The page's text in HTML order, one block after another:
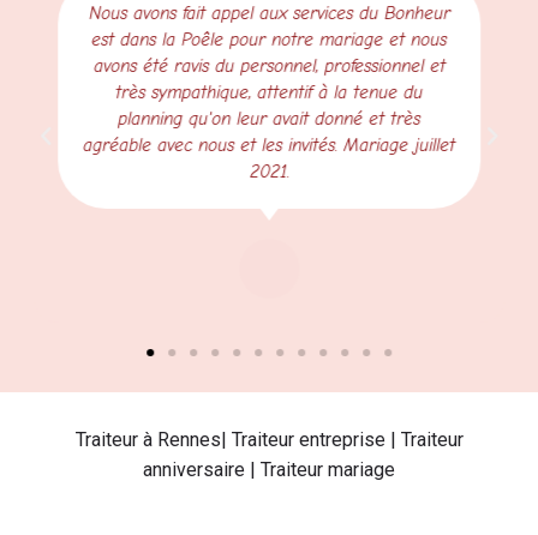
Nous avons fait appel aux services du Bonheur
est dans la Poêle pour notre mariage et nous
avons été ravis du personnel, professionnel et
très sympathique, attentif à la tenue du
planning qu'on leur avait donné et très
agréable avec nous et les invités. Mariage juillet
2021.
Traiteur à Rennes| Traiteur entreprise | Traiteur
anniversaire | Traiteur mariage